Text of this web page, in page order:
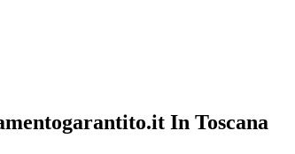
In Toscana